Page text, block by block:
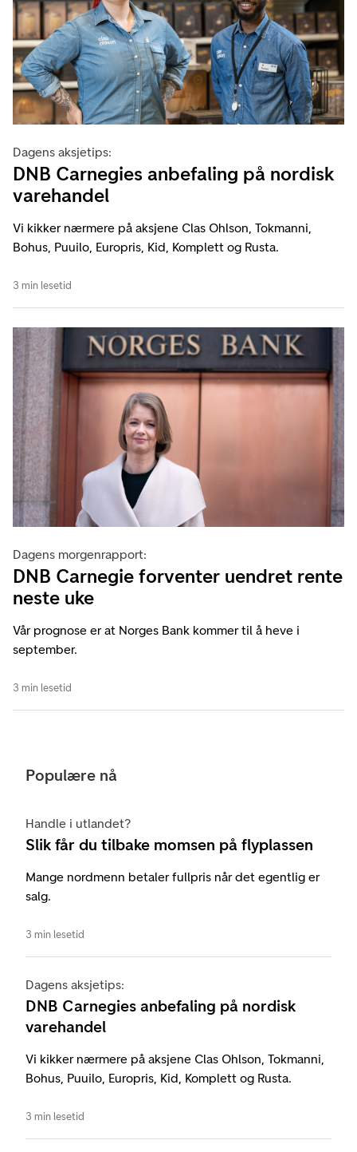
Dagens aksjetips:
DNB Carnegies anbefaling på nordisk
varehandel
Vi kikker nærmere på aksjene Clas Ohlson, Tokmanni,
Bohus, Puuilo, Europris, Kid, Komplett og Rusta.
3 min lesetid
Dagens morgenrapport:
DNB Carnegie forventer uendret rente
neste uke
Vår prognose er at Norges Bank kommer til å heve i
september.
3 min lesetid
Populære nå
Handle i utlandet?
Slik får du tilbake momsen på flyplassen
Mange nordmenn betaler fullpris når det egentlig er
salg.
3 min lesetid
Dagens aksjetips:
DNB Carnegies anbefaling på nordisk
varehandel
Vi kikker nærmere på aksjene Clas Ohlson, Tokmanni,
Bohus, Puuilo, Europris, Kid, Komplett og Rusta.
3 min lesetid